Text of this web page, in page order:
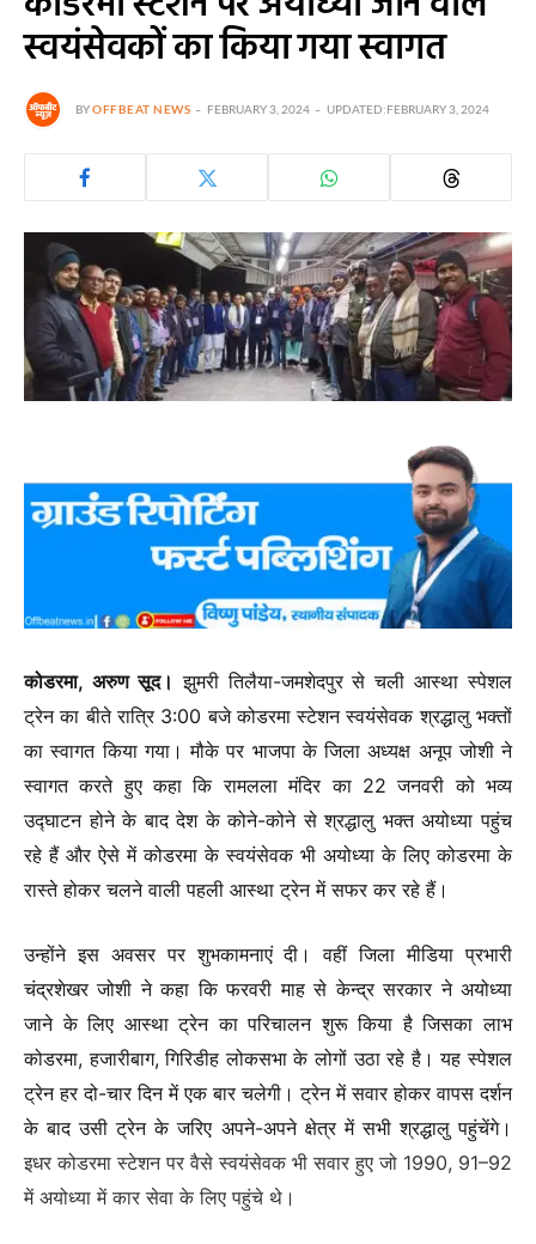
स्वयंसेवकों का किया गया स्वागत
BYOFFBEAT NEWS FEBRUARY 3, 2024 UPDATED:FEBRUARY 3, 2024
कोडरमा, अरुण सूद। झुमरी तिलैया-जमशेदपुर से चली आस्था स्पेशल
ट्रेन का बीते रात्रि 3:00 बजे कोडरमा स्टेशन स्वयंसेवक श्रद्धालु भक्तों
का स्वागत किया गया। मौके पर भाजपा के जिला अध्यक्ष अनूप जोशी ने
स्वागत करते हुए कहा कि रामलला मंदिर का 22 जनवरी को भव्य
उद्घाटन होने के बाद देश के कोने-कोने से श्रद्धालु भक्त अयोध्या पहुंच
रहे हैं और ऐसे में कोडरमा के स्वयंसेवक भी अयोध्या के लिए कोडरमा के
रास्ते होकर चलने वाली पहली आस्था ट्रेन में सफर कर रहे हैं।
उन्होंने इस अवसर पर शुभकामनाएं दी। वहीं जिला मीडिया प्रभारी
चंद्रशेखर जोशी ने कहा कि फरवरी माह से केन्द्र सरकार ने अयोध्या
जाने के लिए आस्था ट्रेन का परिचालन शुरू किया है जिसका लाभ
कोडरमा, हजारीबाग, गिरिडीह लोकसभा के लोगों उठा रहे है। यह स्पेशल
ट्रेन हर दो-चार दिन में एक बार चलेगी। ट्रेन में सवार होकर वापस दर्शन
के बाद उसी ट्रेन के जरिए अपने-अपने क्षेत्र में सभी श्रद्धालु पहुंचेंगे।
इधर कोडरमा स्टेशन पर वैसे स्वयंसेवक भी सवार हुए जो 1990, 91–92
में अयोध्या में कार सेवा के लिए पहुंचे थे।